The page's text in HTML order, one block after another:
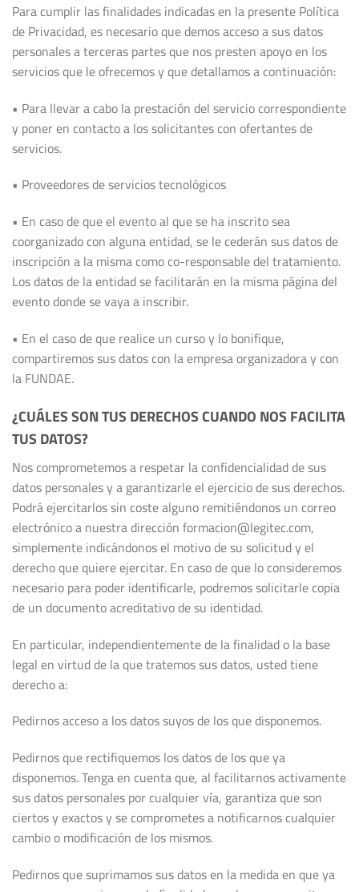
Para cumplir las finalidades indicadas en la presente Política
de Privacidad, es necesario que demos acceso a sus datos
personales a terceras partes que nos presten apoyo en los
servicios que le ofrecemos y que detallamos a continuación:
• Para llevar a cabo la prestación del servicio correspondiente
y poner en contacto a los solicitantes con ofertantes de
servicios.
• Proveedores de servicios tecnológicos
• En caso de que el evento al que se ha inscrito sea
coorganizado con alguna entidad, se le cederán sus datos de
inscripción a la misma como co-responsable del tratamiento.
Los datos de la entidad se facilitarán en la misma página del
evento donde se vaya a inscribir.
• En el caso de que realice un curso y lo bonifique,
compartiremos sus datos con la empresa organizadora y con
la FUNDAE.
¿CUÁLES SON TUS DERECHOS CUANDO NOS FACILITA
TUS DATOS?
Nos comprometemos a respetar la confidencialidad de sus
datos personales y a garantizarle el ejercicio de sus derechos.
Podrá ejercitarlos sin coste alguno remitiéndonos un correo
electrónico a nuestra dirección formacion@legitec.com,
simplemente indicándonos el motivo de su solicitud y el
derecho que quiere ejercitar. En caso de que lo consideremos
necesario para poder identificarle, podremos solicitarle copia
de un documento acreditativo de su identidad.
En particular, independientemente de la finalidad o la base
legal en virtud de la que tratemos sus datos, usted tiene
derecho a:
Pedirnos acceso a los datos suyos de los que disponemos.
Pedirnos que rectifiquemos los datos de los que ya
disponemos. Tenga en cuenta que, al facilitarnos activamente
sus datos personales por cualquier vía, garantiza que son
ciertos y exactos y se comprometes a notificarnos cualquier
cambio o modificación de los mismos.
Pedirnos que suprimamos sus datos en la medida en que ya